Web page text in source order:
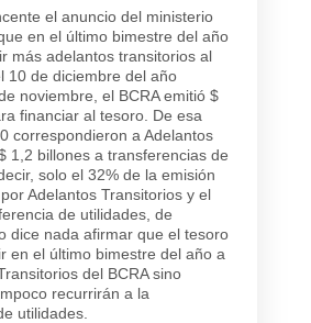
el anuncio del ministerio
en el último bimestre del año
más adelantos transitorios al
10 de diciembre del año
noviembre, el BCRA emitió $
financiar al tesoro. De esa
correspondieron a Adelantos
1,2 billones a transferencias de
solo el 32% de la emisión
Adelantos Transitorios y el
de utilidades, de
dice nada afirmar que el tesoro
en el último bimestre del año a
del BCRA sino
recurrirán a la
utilidades.